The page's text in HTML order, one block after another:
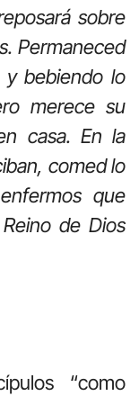
sobre
Permaneced
y bebiendo lo
merece su
casa. En la
comed lo
que
de Dios
“como